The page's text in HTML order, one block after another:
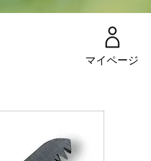
マイページ